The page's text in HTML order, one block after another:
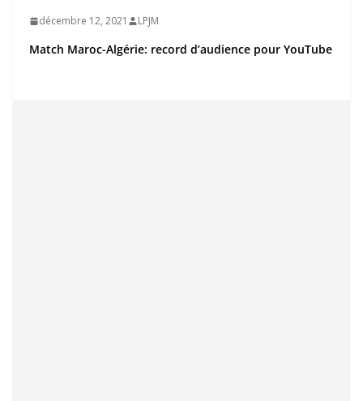
décembre 12, 2021 LPJM
Match Maroc-Algérie: record d’audience pour YouTube